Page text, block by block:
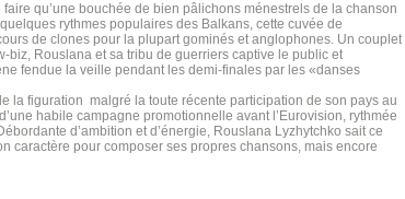
qu’une bouchée de bien pâlichons ménestrels de la chanson
rythmes populaires des Balkans, cette cuvée de
de clones pour la plupart gominés et anglophones. Un couplet
biz, Rouslana et sa tribu de guerriers captive le public et
fendue la veille pendant les demi-finales par les «danses
la figuration malgré la toute récente participation de son pays au
habile campagne promotionnelle avant l’Eurovision, rythmée
d’ambition et d’énergie, Rouslana Lyzhytchko sait ce
caractère pour composer ses propres chansons, mais encore